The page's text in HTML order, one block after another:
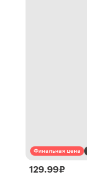
Финальная цена
129.99 ₽